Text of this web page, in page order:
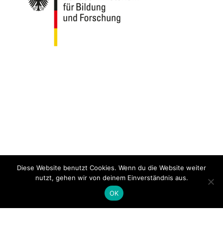
Diese Website benutzt Cookies. Wenn du die Website weiter
nutzt, gehen wir von deinem Einverständnis aus.
OK